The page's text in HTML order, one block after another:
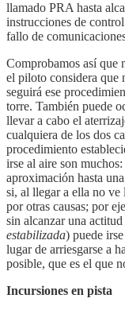
llamado PRA hasta
instrucciones de
fallo de
Comprobamos así que
el piloto considera que
seguirá ese
torre. También puede
llevar a cabo el
cualquiera de los dos
procedimiento
irse al aire son
aproximación hasta
si, al llegar a ella no ve
por otras causas; por
sin alcanzar una
estabilizada) puede
lugar de arriesgarse a
posible, que es el que
Incursiones en pista